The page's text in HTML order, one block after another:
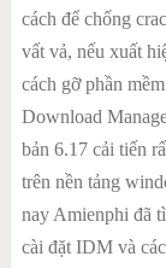
cách để chống
vất vả, nếu xuất
cách gỡ phần
Download
bản 6.17 cải tiến
trên nền tảng
nay Amienphi đã
cài đặt IDM và